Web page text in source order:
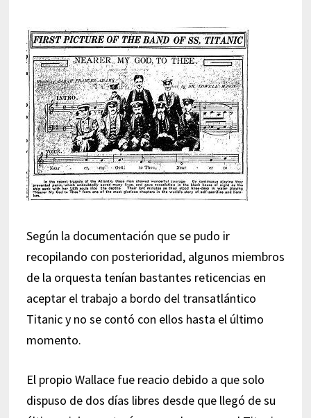
Según la documentación que se pudo ir
recopilando con posterioridad, algunos miembros
de la orquesta tenían bastantes reticencias en
aceptar el trabajo a bordo del transatlántico
Titanic y no se contó con ellos hasta el último
momento.
El propio Wallace fue reacio debido a que solo
dispuso de dos días libres desde que llegó de su